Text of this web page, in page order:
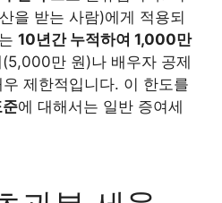
을 받는 사람)에게 적용되
10년간 누적하여 1,000만
만 원)나 배우자 공제
제한적입니다. 이 한도를
에 대해서는 일반 증여세